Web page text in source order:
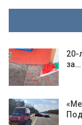
20-
за…